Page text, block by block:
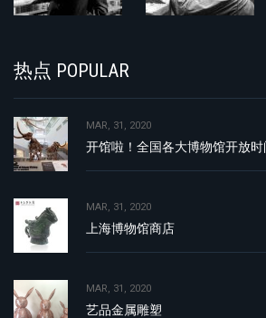
热点 POPULAR
MAR, 31, 2020
开馆啦！全国各大博物馆开放时
MAR, 31, 2020
上海博物馆商店
MAR, 31, 2020
艺品金属雕塑